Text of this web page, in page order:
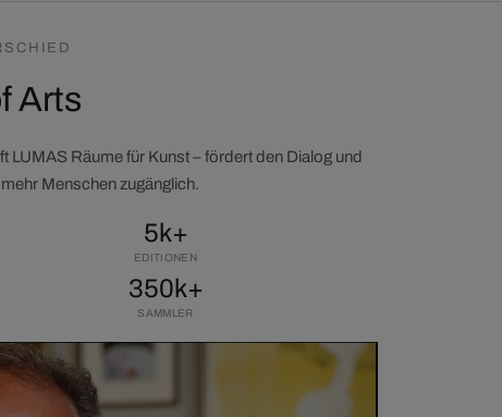
Arts
Räume für Kunst – fördert den Dialog und
Menschen zugänglich.
5k+
EDITIONEN
350k+
SAMMLER